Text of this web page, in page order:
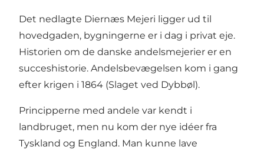
Det nedlagte Diernæs Mejeri ligger ud til
hovedgaden, bygningerne er i dag i privat eje.
Historien om de danske andelsmejerier er en
succeshistorie. Andelsbevægelsen kom i gang
efter krigen i 1864 (Slaget ved Dybbøl).
Principperne med andele var kendt i
landbruget, men nu kom der nye idéer fra
Tyskland og England. Man kunne lave